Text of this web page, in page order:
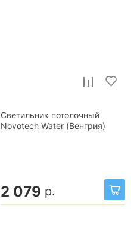
Светильник потолочный
Novotech Water (Венгрия)
2 079 р.